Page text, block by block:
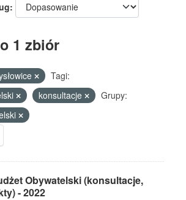
1 zbiór
Tagi:
konsultacje
Grupy:
Obywatelski (konsultacje,
- 2022